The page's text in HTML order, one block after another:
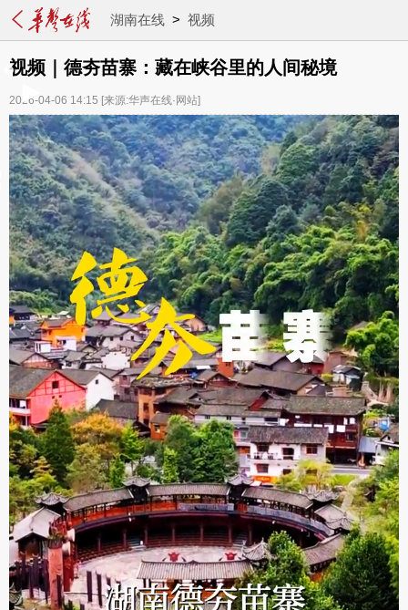
湖南在线> 视频
视频｜德夯苗寨：藏在峡谷里的人间秘境
2026-04-06 14:15 [来源:华声在线·网站]